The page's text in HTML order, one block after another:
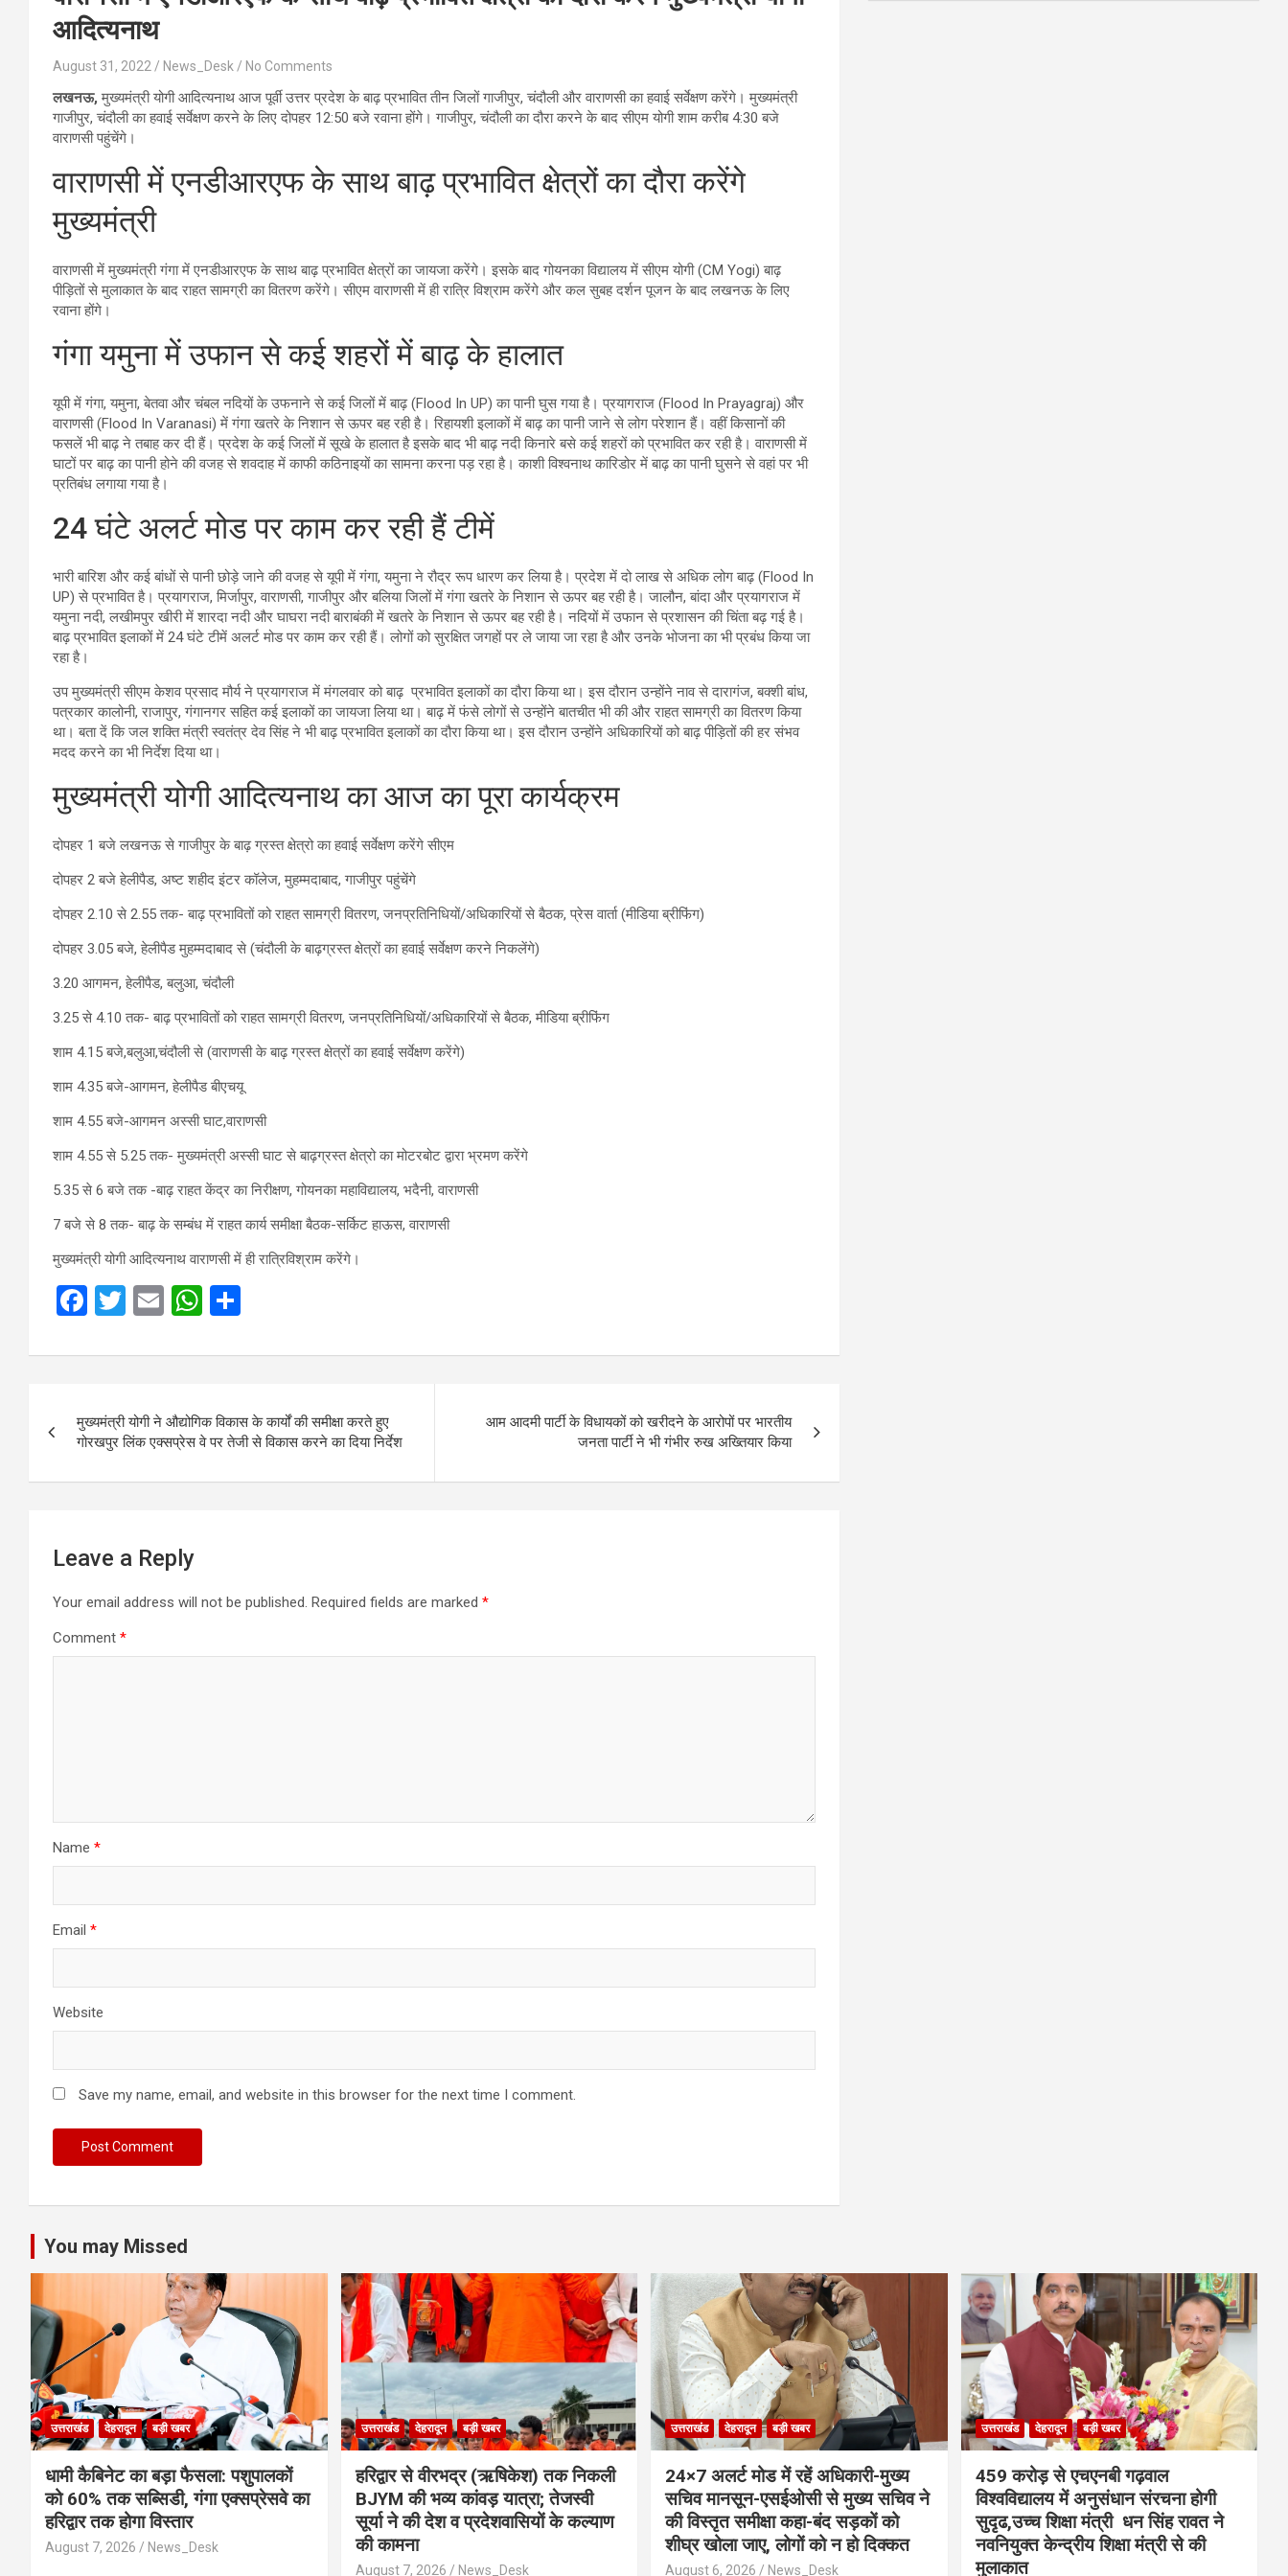
आद‍ित्‍यनाथ
August 31, 2022 News_Desk No Comments
लखनऊ,मुख्‍यमंत्री योगी आद‍ित्‍यनाथ आज पूर्वी उत्तर प्रदेश के बाढ़ प्रभावित तीन जिलों गाजीपुर, चंदौली और वाराणसी का हवाई सर्वेक्षण करेंगे। मुख्‍यमंत्री
गाजीपुर, चंदौली का हवाई सर्वेक्षण करने के ल‍िए दोपहर 12:50 बजे रवाना होंगे। गाजीपुर, चंदौली का दौरा करने के बाद सीएम योगी शाम करीब 4:30 बजे
वाराणसी पहुंचेंगे।
वाराणसी में एनडीआरएफ के साथ बाढ़ प्रभावित क्षेत्रों का दौरा करेंगे
मुख्‍यमंत्री
वाराणसी में मुख्‍यमंत्री गंगा में एनडीआरएफ के साथ बाढ़ प्रभावित क्षेत्रों का जायजा करेंगे। इसके बाद गोयनका विद्यालय में सीएम योगी (CM Yogi) बाढ़
पीड़ितों से मुलाकात के बाद राहत सामग्री का वितरण करेंगे। सीएम वाराणसी में ही रात्रि विश्राम करेंगे और कल सुबह दर्शन पूजन के बाद लखनऊ के ल‍िए
रवाना होंगे।
गंगा यमुना में उफान से कई शहरों में बाढ़ के हालात
यूपी में गंगा, यमुना, बेतवा और चंबल नद‍ियों के उफनाने से कई ज‍िलों में बाढ़ (Flood In UP) का पानी घुस गया है। प्रयागराज (Flood In Prayagraj) और
वाराणसी (Flood In Varanasi) में गंगा खतरे के न‍िशान से ऊपर बह रही है। र‍िहायशी इलाकों में बाढ़ का पानी जाने से लोग परेशान हैं। वहीं क‍िसानों की
फसलें भी बाढ़ ने तबाह कर दी हैं। प्रदेश के कई ज‍िलों में सूखे के हालात है इसके बाद भी बाढ़ नदी क‍िनारे बसे कई शहरों को प्रभाव‍ित कर रही है। वाराणसी में
घाटों पर बाढ़ का पानी होने की वजह से शवदाह में काफी कठिनाइयों का सामना करना पड़ रहा है। काशी विश्वनाथ कारिडोर में बाढ़ का पानी घुसने से वहां पर भी
प्रत‍िबंध लगाया गया है।
24 घंटे अलर्ट मोड पर काम कर रही हैं टीमें
भारी बार‍िश और कई बांधों से पानी छोड़े जाने की वजह से यूपी में गंगा, यमुना ने रौद्र रूप धारण कर ल‍िया है। प्रदेश में दो लाख से अध‍िक लोग बाढ़ (Flood In
UP) से प्रभाव‍ित है। प्रयागराज, मिर्जापुर, वाराणसी, गाजीपुर और बलिया जिलों में गंगा खतरे के निशान से ऊपर बह रही है। जालौन, बांदा और प्रयागराज में
यमुना नदी, लखीमपुर खीरी में शारदा नदी और घाघरा नदी बाराबंकी में खतरे के निशान से ऊपर बह रही है। नद‍ियों में उफान से प्रशासन की च‍िंता बढ़ गई है।
बाढ़ प्रभाव‍ित इलाकों में 24 घंटे टीमें अलर्ट मोड पर काम कर रही हैं। लोगों को सुरक्ष‍ित जगहों पर ले जाया जा रहा है और उनके भोजना का भी प्रबंध क‍िया जा
रहा है।
उप मुख्‍यमंत्री सीएम केशव प्रसाद मौर्य ने प्रयागराज में मंगलवार को बाढ़ प्रभावित इलाकों का दौरा किया था। इस दौरान उन्होंने नाव से दारागंज, बक्शी बांध,
पत्रकार कालोनी, राजापुर, गंगानगर सहित कई इलाकों का जायजा लि‍या था। बाढ़ में फंसे लोगों से उन्‍होंने बातचीत भी की और राहत सामग्री का वितरण किया
था। बता दें क‍ि जल शक्‍ति मंत्री स्‍वतंत्र देव स‍िंह ने भी बाढ़ प्रभाव‍ित इलाकों का दौरा क‍िया था। इस दौरान उन्‍होंने अध‍िकार‍ियों को बाढ़ पीड़‍ितों की हर संभव
मदद करने का भी न‍िर्देश द‍िया था।
मुख्‍यमंत्री योगी आद‍ित्‍यनाथ का आज का पूरा कार्यक्रम
दोपहर 1 बजे लखनऊ से गाजीपुर के बाढ़ ग्रस्त क्षेत्रो का हवाई सर्वेक्षण करेंगे सीएम
दोपहर 2 बजे हेलीपैड, अष्ट शहीद इंटर कॉलेज, मुहम्मदाबाद, गाजीपुर पहुंचेंगे
दोपहर 2.10 से 2.55 तक- बाढ़ प्रभावितों को राहत सामग्री वितरण, जनप्रतिनिधियों/अधिकारियों से बैठक, प्रेस वार्ता (मीडिया ब्रीफिंग)
दोपहर 3.05 बजे, हेलीपैड मुहम्मदाबाद से (चंदौली के बाढ़ग्रस्त क्षेत्रों का हवाई सर्वेक्षण करने न‍िकलेंगे)
3.20 आगमन, हेलीपैड, बलुआ, चंदौली
3.25 से 4.10 तक- बाढ़ प्रभावितों को राहत सामग्री वितरण, जनप्रतिनिधियों/अधिकारियों से बैठक, मीडिया ब्रीफिंग
शाम 4.15 बजे,बलुआ,चंदौली से (वाराणसी के बाढ़ ग्रस्त क्षेत्रों का हवाई सर्वेक्षण करेंगे)
शाम 4.35 बजे-आगमन, हेलीपैड बीएचयू
शाम 4.55 बजे-आगमन अस्सी घाट,वाराणसी
शाम 4.55 से 5.25 तक- मुख्‍यमंत्री अस्सी घाट से बाढ़ग्रस्त क्षेत्रो का मोटरबोट द्वारा भ्रमण करेंगे
5.35 से 6 बजे तक -बाढ़ राहत केंद्र का निरीक्षण, गोयनका महाविद्यालय, भदैनी, वाराणसी
7 बजे से 8 तक- बाढ़ के सम्बंध में राहत कार्य समीक्षा बैठक-सर्किट हाऊस, वाराणसी
मुख्‍यमंत्री योगी आद‍ित्‍यनाथ वाराणसी में ही रात्र‍िव‍िश्राम करेंगे।
F
ce
o
o
k
T
tt
E
ail
W
at
A
p
p
ar
navigation
मुख्यमंत्री योगी ने औद्योगिक विकास के कार्यों की समीक्षा करते हुए
गोरखपुर लिंक एक्सप्रेस वे पर तेजी से विकास करने का दिया निर्देश
आम आदमी पार्टी के विधायकों को खरीदने के आरोपों पर भारतीय
जनता पार्टी ने भी गंभीर रुख अख्तियार किया
Leave a Reply
Your email address will not be published. Required fields are marked *
Comment *
Name *
Email *
Website
Save my name, email, and website in this browser for the next time I comment.
You may Missed
उत्तराखंड देहरादून बड़ी खबर
​धामी कैबिनेट का बड़ा फैसला: पशुपालकों
को 60% तक सब्सिडी, गंगा एक्सप्रेसवे का
हरिद्वार तक होगा विस्तार
August 7, 2026 News_Desk
उत्तराखंड देहरादून बड़ी खबर
​हरिद्वार से वीरभद्र (ऋषिकेश) तक निकली
BJYM की भव्य कांवड़ यात्रा; तेजस्वी
सूर्या ने की देश व प्रदेशवासियों के कल्याण
की कामना
August 7, 2026 News_Desk
उत्तराखंड देहरादून बड़ी खबर
24×7 अलर्ट मोड में रहें अधिकारी-मुख्य
सचिव मानसून-एसईओसी से मुख्य सचिव ने
की विस्तृत समीक्षा कहा-बंद सड़कों को
शीघ्र खोला जाए, लोगों को न हो दिक्कत
August 6, 2026 News_Desk
उत्तराखंड देहरादून बड़ी खबर
459 करोड़ से एचएनबी गढ़वाल
विश्वविद्यालय में अनुसंधान संरचना होगी
सुदृढ,उच्च शिक्षा मंत्री धन सिंह रावत ने
नवनियुक्त केन्द्रीय शिक्षा मंत्री से की
मुलाकात